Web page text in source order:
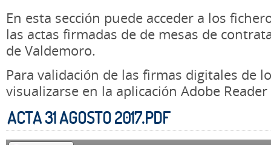
En esta sección puede acceder a los
las actas firmadas de de mesas de
de Valdemoro.
Para validación de las firmas digitales de
visualizarse en la aplicación Adobe Reader
ACTA 31 AGOSTO 2017.PDF